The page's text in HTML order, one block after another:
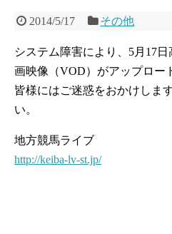
2014/5/17 その他
システム障害により、5月17
画映像（VOD）がアップロー
皆様にはご迷惑をおかけしま
い。
地方競馬ライブ
http://keiba-lv-st.jp/